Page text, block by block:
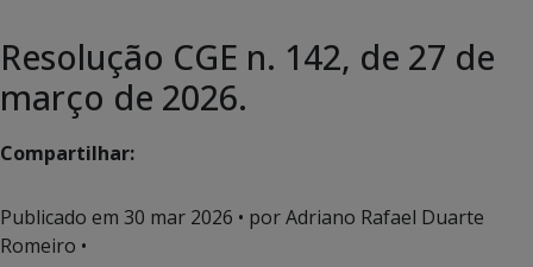
Resolução CGE n. 142, de 27 de
março de 2026.
Compartilhar:
Publicado em 30 mar 2026 • por Adriano Rafael Duarte
Romeiro •